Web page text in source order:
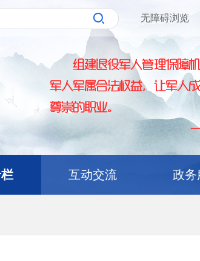
无障碍浏览
互动交流 政务